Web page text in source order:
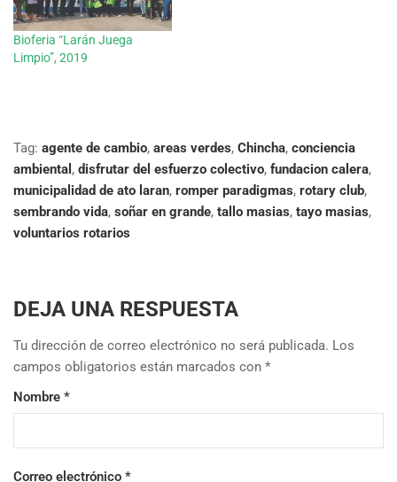
Bioferia “Larán Juega
Limpio”, 2019
Tag: agente de cambio, areas verdes, Chincha, conciencia
ambiental , disfrutar del esfuerzo colectivo, fundacion calera,
municipalidad de ato laran, romper paradigmas, rotary club,
sembrando vida, soñar en grande, tallo masias, tayo masias,
voluntarios rotarios
DEJA UNA RESPUESTA
Tu dirección de correo electrónico no será publicada. Los
campos obligatorios están marcados con *
Nombre *
Correo electrónico *